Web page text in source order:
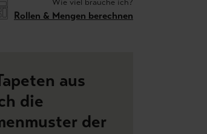
Wie viel brauche ich?
Rollen & Mengen berechnen
aus
die
der